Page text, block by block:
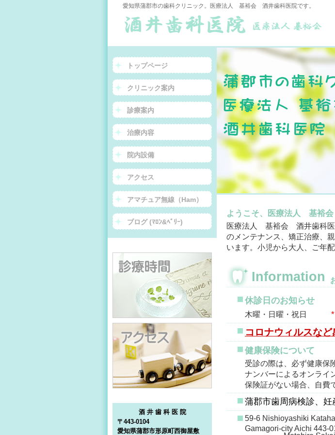
愛知県蒲郡市の歯科クリニック。医療法人 基裕会 酒井歯科医院です。
ようこそ、医療法人 基裕
医療法人 基裕会 酒井歯科医
のメンテナンス、矯正治療、
います。小児から大人、ご年
Information
休診日のお知らせ
木曜・日曜・祝日
コロナウィルスな
健康保険について
受診の際は、必ず健康保
ナンバーによるオンライ
保険証がない場合、自費
蒲郡市歯周病検診、
59-6 Nishioyashiki
Gamagori-city Aichi 443-
トップページ
クリニック案内
診療案内
治療内容
院内設備
アクセス
アマチュア無線（Ham）
ブログ (ﾏﾛﾝ&ﾍﾞﾘｰ)
酒 井 歯 科 医 院
〒443-0104
愛知県蒲郡市形原町西御屋敷